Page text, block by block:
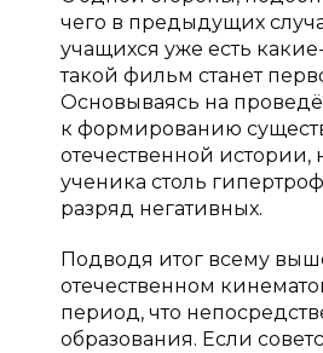
чего в предыдущих
учащихся уже есть
такой фильм станет
Основываясь на
к формированию
отечественной истории,
ученика столь
разряд негативных.
Подводя итог всему
отечественном
период, что
образования. Если